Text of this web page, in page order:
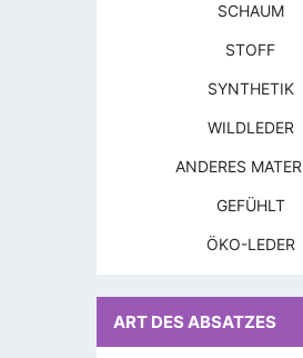
SCHAUM
STOFF
SYNTHETIK
WILDLEDER
ANDERES
GEFÜHLT
ÖKO-LEDER
ART DES ABSATZES